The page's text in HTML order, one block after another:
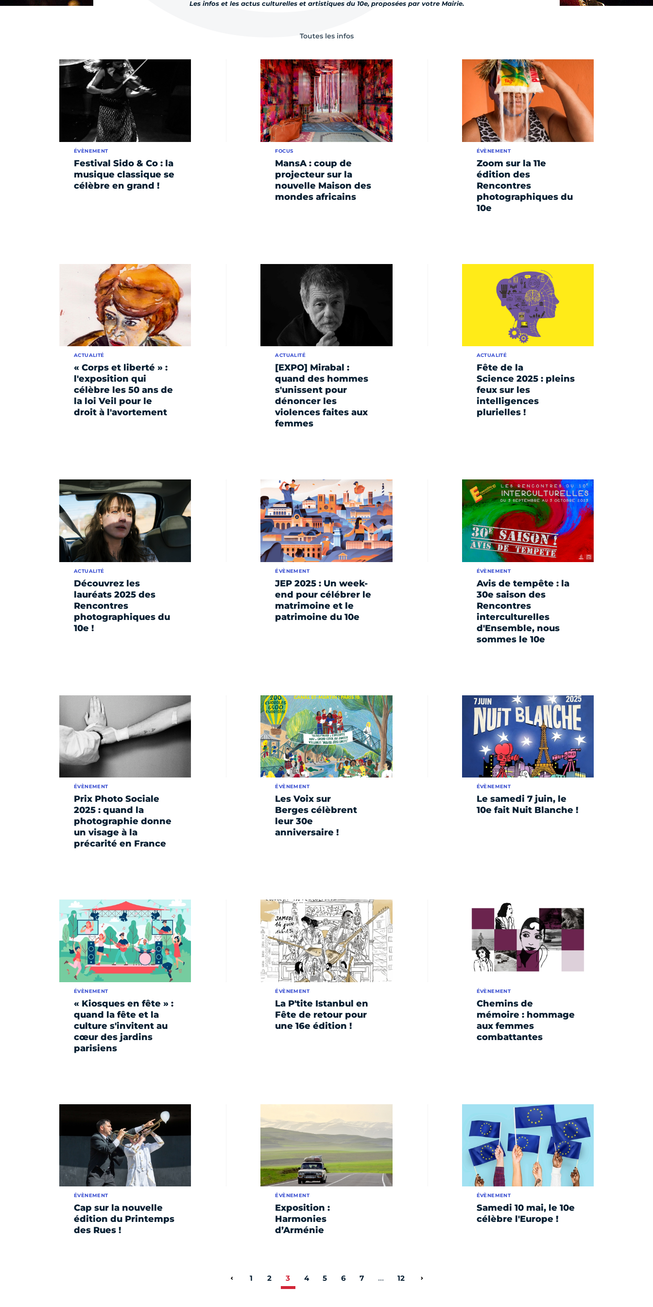
Les infos et les actus culturelles et artistiques du 10e, proposées par votre Mairie.
Toutes les infos
Festival Sido & Co : la
musique classique se
célèbre en grand !
ÉVÈNEMENT
MansA : coup de
projecteur sur la
nouvelle Maison des
mondes africains
FOCUS
Zoom sur la 11e
édition des
Rencontres
photographiques du
10e
ÉVÈNEMENT
« Corps et liberté » :
l'exposition qui
célèbre les 50 ans de
la loi Veil pour le
droit à l'avortement
ACTUALITÉ
[EXPO] Mirabal :
quand des hommes
s'unissent pour
dénoncer les
violences faites aux
femmes
ACTUALITÉ
Fête de la
Science 2025 : pleins
feux sur les
intelligences
plurielles !
ACTUALITÉ
Découvrez les
lauréats 2025 des
Rencontres
photographiques du
10e !
ACTUALITÉ
JEP 2025 : Un week-
end pour célébrer le
matrimoine et le
patrimoine du 10e
ÉVÈNEMENT
Avis de tempête : la
30e saison des
Rencontres
interculturelles
d'Ensemble, nous
sommes le 10e
ÉVÈNEMENT
Prix Photo Sociale
2025 : quand la
photographie donne
un visage à la
précarité en France
ÉVÈNEMENT
Les Voix sur
Berges célèbrent
leur 30e
anniversaire !
ÉVÈNEMENT
Le samedi 7 juin, le
10e fait Nuit Blanche !
ÉVÈNEMENT
« Kiosques en fête » :
quand la fête et la
culture s'invitent au
cœur des jardins
parisiens
ÉVÈNEMENT
La P'tite Istanbul en
Fête de retour pour
une 16e édition !
ÉVÈNEMENT
Chemins de
mémoire : hommage
aux femmes
combattantes
ÉVÈNEMENT
Cap sur la nouvelle
édition du Printemps
des Rues !
ÉVÈNEMENT
Exposition :
Harmonies
d’Arménie
ÉVÈNEMENT
Samedi 10 mai, le 10e
célèbre l'Europe !
ÉVÈNEMENT
Page précédente
1 2 3 4 5 6 7 … 12 Page suivante